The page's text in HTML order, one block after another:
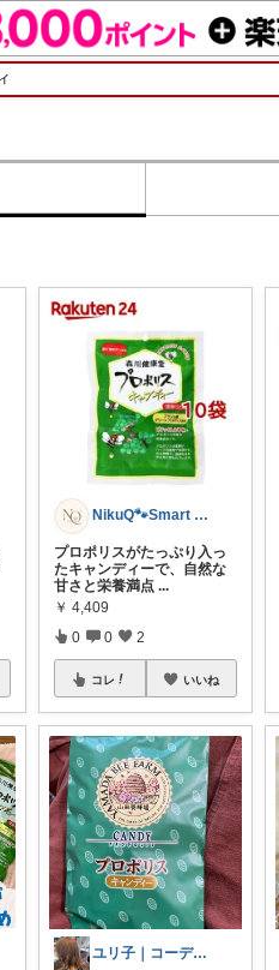
NikuQ🐾Smart Choice
プロポリスがたっぷり入っ
たキャンディーで、自然な
甘さと栄養満点 ...
￥ 4,409
0 0 2
コレ いいね
ユリ子｜コーデも見てね💕